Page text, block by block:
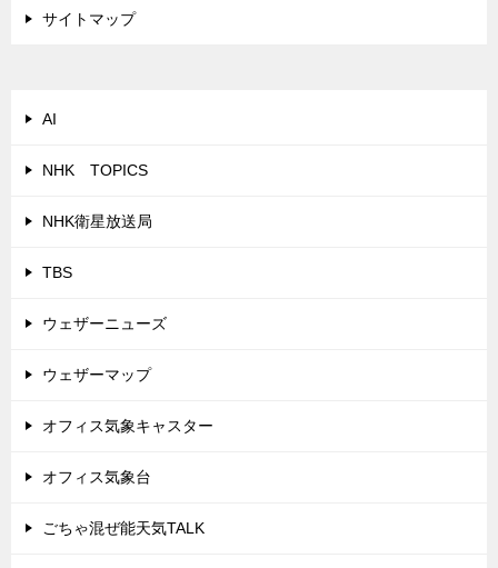
サイトマップ
AI
NHK TOPICS
NHK衛星放送局
TBS
ウェザーニューズ
ウェザーマップ
オフィス気象キャスター
オフィス気象台
ごちゃ混ぜ能天気TALK